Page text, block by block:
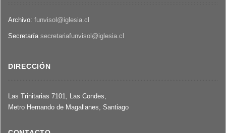
Archivo: funvisol@iglesia.cl
Secretaría secretariafunvisol@iglesia.cl
DIRECCIÓN
Las Trinitarias 7101, Las Condes,
Metro Hernando de Magallanes, Santiago